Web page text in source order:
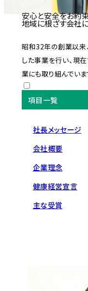
安心と安全をお約
地域に根ざす会社
昭和32年の創業以来
した事業を行い、現
業にも取り組んでいま
項目一覧
社長メッセージ
会社概要
企業理念
健康経営宣言
主な受賞